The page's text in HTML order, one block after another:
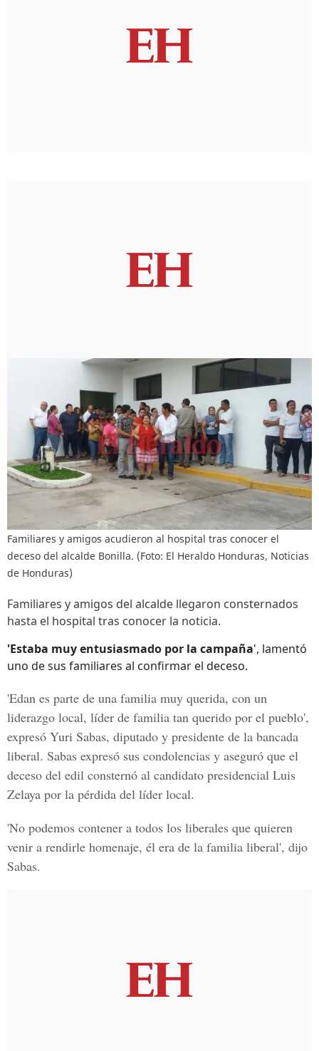
Familiares y amigos acudieron al hospital tras conocer el
deceso del alcalde Bonilla. (Foto: El Heraldo Honduras, Noticias
de Honduras)
Familiares y amigos del alcalde llegaron consternados
hasta el hospital tras conocer la noticia.
'Estaba muy entusiasmado por la campaña', lamentó
uno de sus familiares al confirmar el deceso.
'Edan es parte de una familia muy querida, con un
liderazgo local, líder de familia tan querido por el pueblo',
expresó Yuri Sabas, diputado y presidente de la bancada
liberal. Sabas expresó sus condolencias y aseguró que el
deceso del edil consternó al candidato presidencial Luis
Zelaya por la pérdida del líder local.
'No podemos contener a todos los liberales que quieren
venir a rendirle homenaje, él era de la familia liberal', dijo
Sabas.